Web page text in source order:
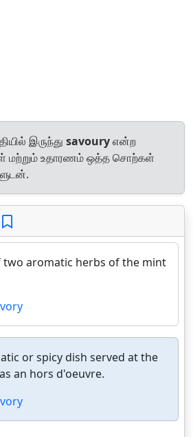
இருந்து savouryஎன்ற
மற்றும் உதாரணம் ஒத்த சொற்கள்
two aromatic herbs of the mint
or spicy dish served at the
an hors d'oeuvre.